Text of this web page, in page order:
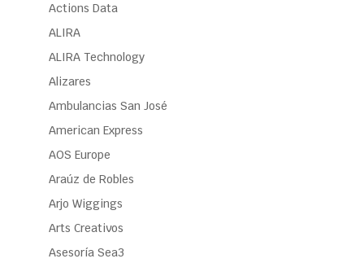
Actions Data
ALIRA
ALIRA Technology
Alizares
Ambulancias San José
American Express
AOS Europe
Araúz de Robles
Arjo Wiggings
Arts Creativos
Asesoría Sea3